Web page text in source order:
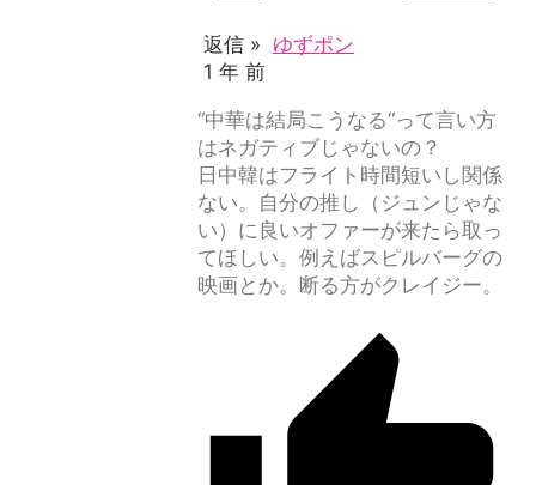
返信 » ゆずポン
1 年 前
“中華は結局こうなる“って言い方
はネガティブじゃないの？
日中韓はフライト時間短いし関係
ない。自分の推し（ジュンじゃな
い）に良いオファーが来たら取っ
てほしい。例えばスピルバーグの
映画とか。断る方がクレイジー。